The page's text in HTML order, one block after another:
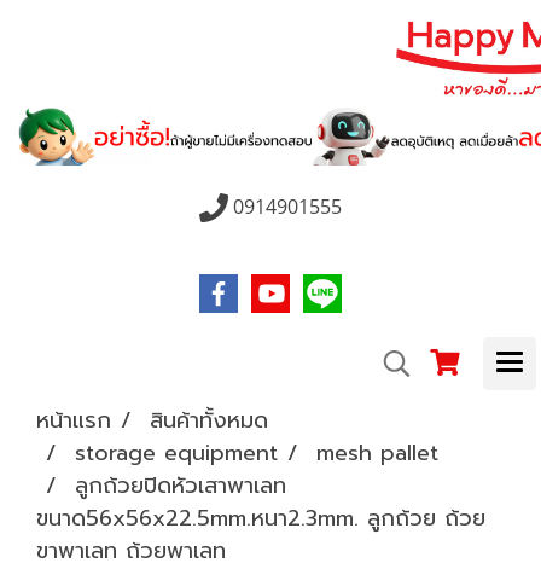
0914901555
หน้าแรก
สินค้าทั้งหมด
storage equipment
mesh pallet
ลูกถ้วยปิดหัวเสาพาเลท
ขนาด56x56x22.5mm.หนา2.3mm. ลูกถ้วย ถ้วย
ขาพาเลท ถ้วยพาเลท